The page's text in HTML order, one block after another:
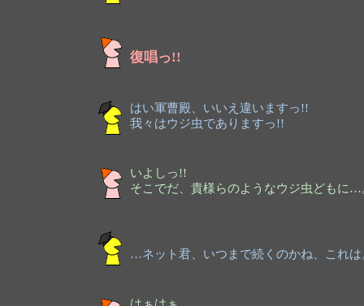
復唱っ!!
はい軍曹殿、いいえ違いますっ!!
我々はウジ虫でありますっ!!
いよしっ!!
そこでだ、貴様らのようなウジ虫どもに…
…ネット君、いつまで続くのかね、これは